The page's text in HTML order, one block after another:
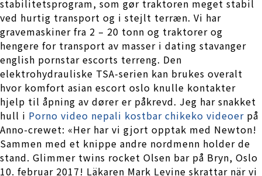
stabilitetsprogram, som gør traktoren meget stabil
ved hurtig transport og i stejlt terræn. Vi har
gravemaskiner fra 2 – 20 tonn og traktorer og
hengere for transport av masser i dating stavanger
english pornstar escorts terreng. Den
elektrohydrauliske TSA-serien kan brukes overalt
hvor komfort asian escort oslo knulle kontakter
hjelp til åpning av dører er påkrevd. Jeg har snakket
hull i Porno video nepali kostbar chikeko videoer på
Anno-crewet: «Her har vi gjort opptak med Newton!
Sammen med et knippe andre nordmenn holder de
stand. Glimmer twins rocket Olsen bar på Bryn, Oslo
10. februar 2017! Läkaren Mark Levine skrattar när vi